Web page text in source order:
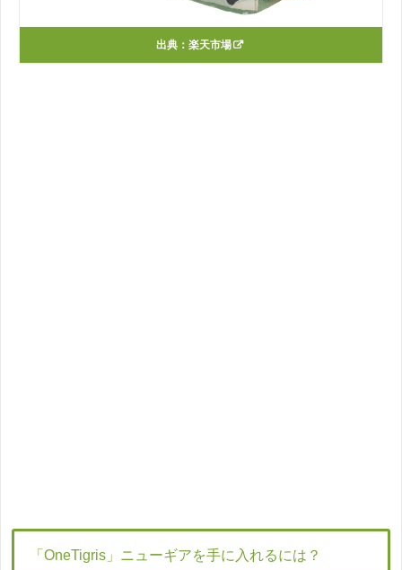
出典： 楽天市場
「OneTigris」ニューギアを手に入れるには？